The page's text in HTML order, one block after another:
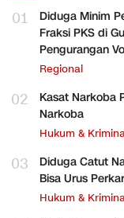
01
Diduga Minim
Fraksi PKS di
Pengurangan
Regional
02
Kasat Narkoba
Narkoba
Hukum &
03
Diduga Catut
Bisa Urus
Hukum &